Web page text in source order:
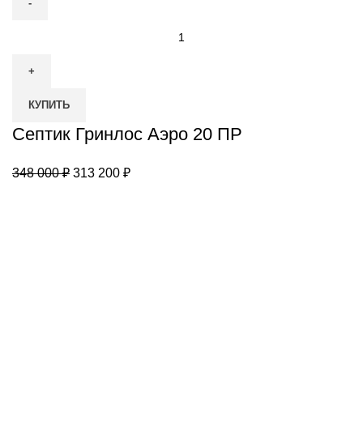
Септик
Аэро
20
КУПИТЬ
Септик Гринлос Аэро 20 ПР
348 000₽ Первоначальная
313 200 ₽Текущая